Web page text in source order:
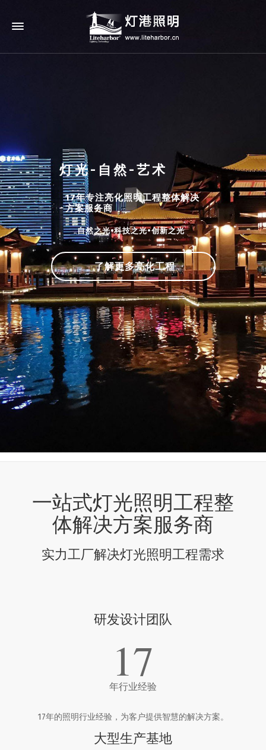
灯光-自然-艺术
17年专注亮化照明工程整体解决
方案服务商
自然之光•科技之光•创新之光
了解更多亮化工程
一站式灯光照明工程整
体解决方案服务商
实力工厂解决灯光照明工程需求
研发设计团队
17
年行业经验
17年的照明行业经验，为客户提供智慧的解决方案。
大型生产基地